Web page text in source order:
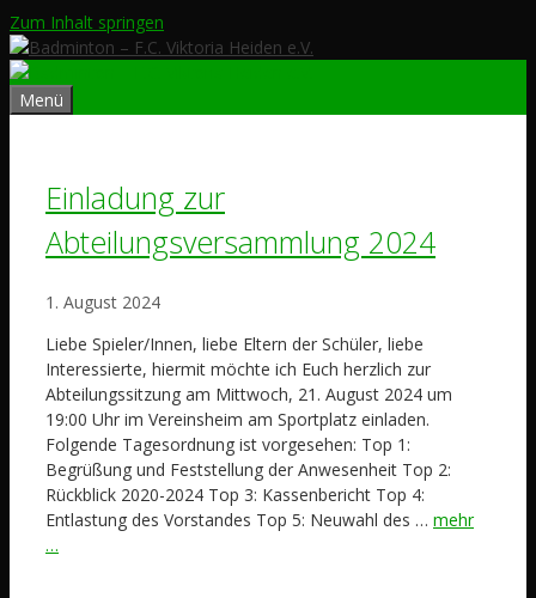
Zum Inhalt springen
Menü
Einladung zur
Abteilungsversammlung 2024
1. August 2024
Liebe Spieler/Innen, liebe Eltern der Schüler, liebe
Interessierte, hiermit möchte ich Euch herzlich zur
Abteilungssitzung am Mittwoch, 21. August 2024 um
19:00 Uhr im Vereinsheim am Sportplatz einladen.
Folgende Tagesordnung ist vorgesehen: Top 1:
Begrüßung und Feststellung der Anwesenheit Top 2:
Rückblick 2020-2024 Top 3: Kassenbericht Top 4:
Entlastung des Vorstandes Top 5: Neuwahl des … mehr
…